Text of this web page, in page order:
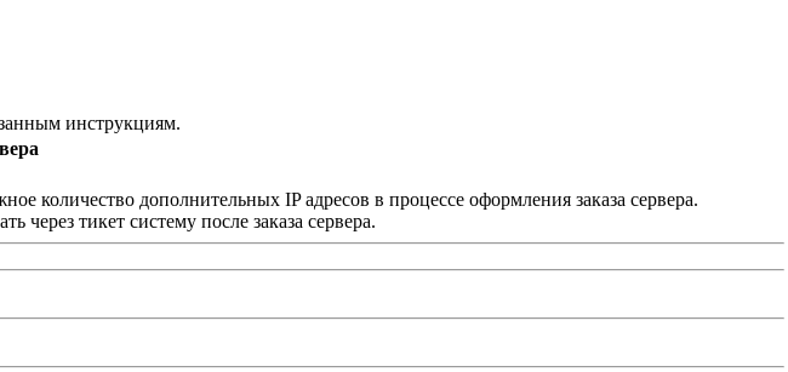
количество дополнительных IP адресов в процессе оформления заказа сервера.
тикет систему после заказа сервера.
инструкциям.